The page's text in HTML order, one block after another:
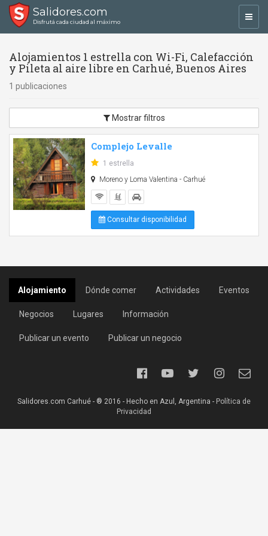
Salidores.com
Disfrutá cada ciudad al máximo
Alojamientos 1 estrella con Wi-Fi, Calefacción
y Pileta al aire libre en Carhué, Buenos Aires
1 publicaciones
Mostrar filtros
Complejo Levalle
1 estrella
Moreno y Loma Valentina - Carhué
Consultar disponibilidad
Alojamiento Dónde comer Actividades Eventos
Negocios Lugares Información
Publicar un evento Publicar un negocio
Salidores.com Carhué - ® 2016 - Hecho en Azul, Argentina - Política de
Privacidad